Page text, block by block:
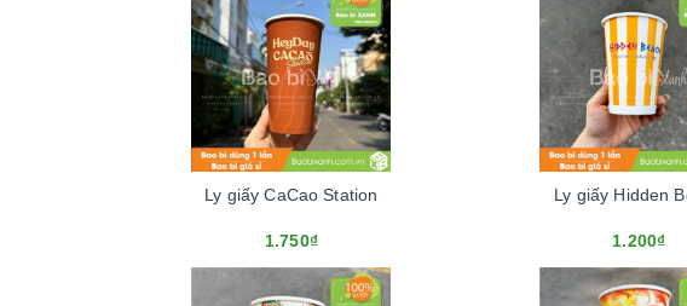
Ly giấy CaCao Station
1.750₫
Ly giấy Hidden
1.200₫